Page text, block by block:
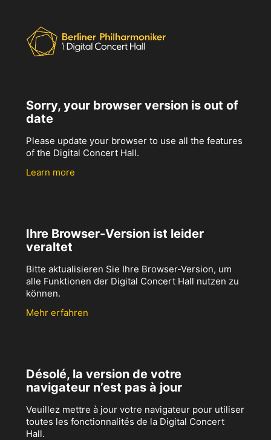
Sorry, your browser version is out of
date
Please update your browser to use all the features
of the Digital Concert Hall.
Learn more
Ihre Browser-Version ist leider
veraltet
Bitte aktualisieren Sie Ihre Browser-Version, um
alle Funktionen der Digital Concert Hall nutzen zu
können.
Mehr erfahren
Désolé, la version de votre
navigateur n’est pas à jour
Veuillez mettre à jour votre navigateur pour utiliser
toutes les fonctionnalités de la Digital Concert
Hall.